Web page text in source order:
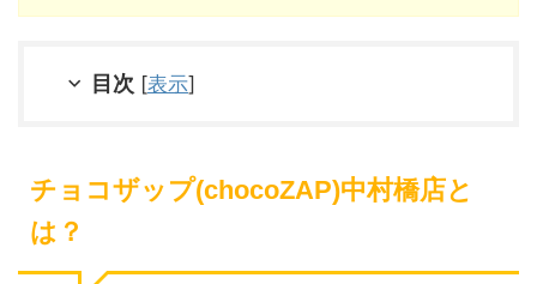
目次 [表示]
チョコザップ(chocoZAP)中村橋店と
は？